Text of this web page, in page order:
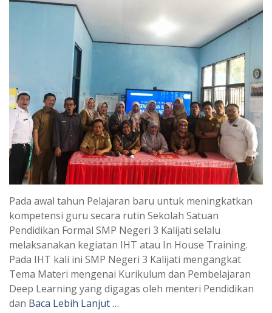
Pada awal tahun Pelajaran baru untuk meningkatkan
kompetensi guru secara rutin Sekolah Satuan
Pendidikan Formal SMP Negeri 3 Kalijati selalu
melaksanakan kegiatan IHT atau In House Training.
Pada IHT kali ini SMP Negeri 3 Kalijati mengangkat
Tema Materi mengenai Kurikulum dan Pembelajaran
Deep Learning yang digagas oleh menteri Pendidikan
dan Baca Lebih Lanjut …